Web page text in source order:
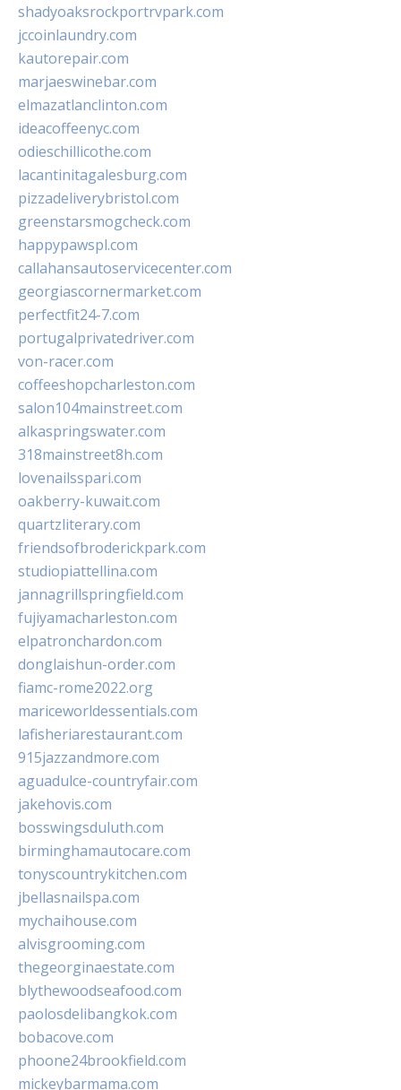
shadyoaksrockportrvpark.com
jccoinlaundry.com
kautorepair.com
marjaeswinebar.com
elmazatlanclinton.com
ideacoffeenyc.com
odieschillicothe.com
lacantinitagalesburg.com
pizzadeliverybristol.com
greenstarsmogcheck.com
happypawspl.com
callahansautoservicecenter.com
georgiascornermarket.com
perfectfit24-7.com
portugalprivatedriver.com
von-racer.com
coffeeshopcharleston.com
salon104mainstreet.com
alkaspringswater.com
318mainstreet8h.com
lovenailsspari.com
oakberry-kuwait.com
quartzliterary.com
friendsofbroderickpark.com
studiopiattellina.com
jannagrillspringfield.com
fujiyamacharleston.com
elpatronchardon.com
donglaishun-order.com
fiamc-rome2022.org
mariceworldessentials.com
lafisheriarestaurant.com
915jazzandmore.com
aguadulce-countryfair.com
jakehovis.com
bosswingsduluth.com
birminghamautocare.com
tonyscountrykitchen.com
jbellasnailspa.com
mychaihouse.com
alvisgrooming.com
thegeorginaestate.com
blythewoodseafood.com
paolosdelibangkok.com
bobacove.com
phoone24brookfield.com
mickeybarmama.com